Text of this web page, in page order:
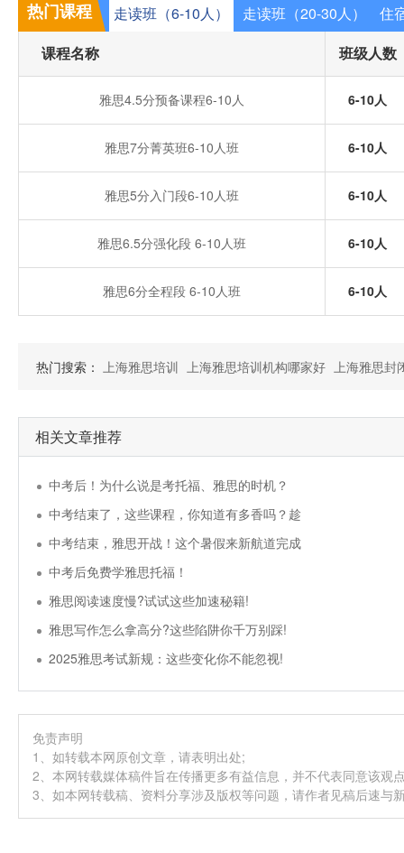
热门课程 走读班（6-10人） 走读班（20-30人）
住
课程名称
班级人数
雅思4.5分预备课程6-10人 6-10人
雅思7分菁英班6-10人班 6-10人
雅思5分入门段6-10人班 6-10人
雅思6.5分强化段 6-10人班 6-10人
雅思6分全程段 6-10人班 6-10人
热门搜索： 上海雅思培训 上海雅思培训机构哪家好 上海雅思封
相关文章推荐
中考后！为什么说是考托福、雅思的时机？
中考结束了，这些课程，你知道有多香吗？趁
中考结束，雅思开战！这个暑假来新航道完成
中考后免费学雅思托福！
雅思阅读速度慢?试试这些加速秘籍!
雅思写作怎么拿高分?这些陷阱你千万别踩!
2025雅思考试新规：这些变化你不能忽视!
免责声明
1、如转载本网原创文章，请表明出处;
2、本网转载媒体稿件旨在传播更多有益信息，并不代表同意该观
3、如本网转载稿、资料分享涉及版权等问题，请作者见稿后速